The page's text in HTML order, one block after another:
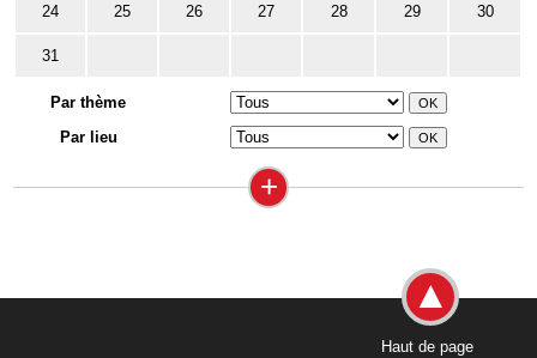
24 25 26 27 28 29 30
31
Par thème
Par lieu
+
Haut de page